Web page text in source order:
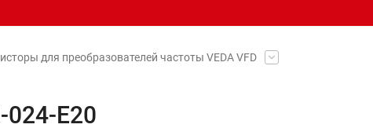
для преобразователей частоты VEDA VFD
E20